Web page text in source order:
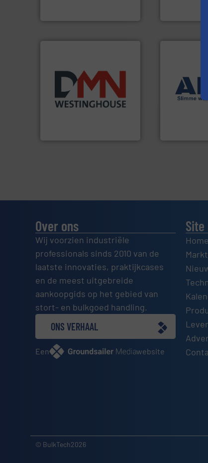
Euro-
plastic-, (petro) chemische,
farmaceutische,
mineralen-, energie en
biomassa industrieën.
Meer info ➜
aan
Over ons
Wij voorzien industriële
professionals sinds 2010 van de
laatste innovaties, praktijkcases
en de meest uitgebreide
aankoopgids op het gebied van
stort- en bulkgoed handling.
ONS VERHAAL
Een website
Home
© BulkTech2026